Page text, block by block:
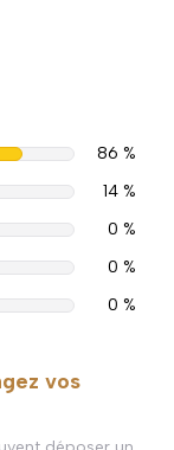
86 %
14 %
0 %
0 %
0 %
vos